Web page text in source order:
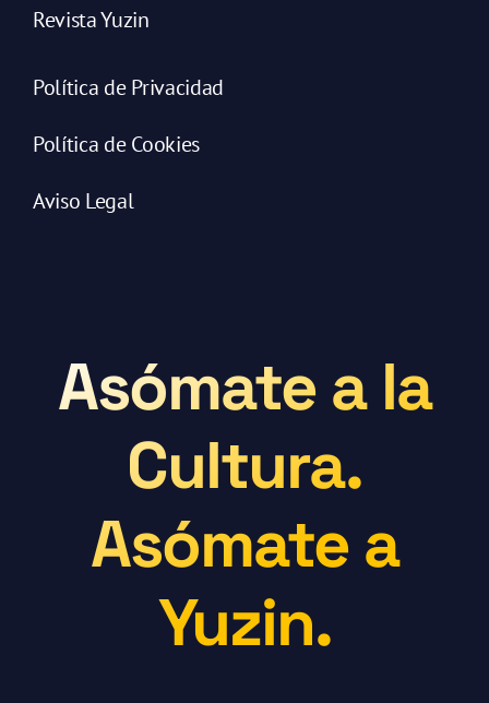
Revista Yuzin
Política de Privacidad
Política de Cookies
Aviso Legal
Asómate a la
Cultura.
Asómate a
Yuzin.